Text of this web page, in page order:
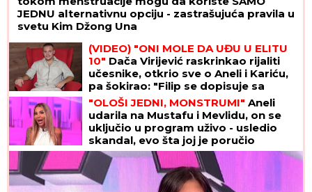
JEDNU alternativnu opciju - zastrašujuća pravila u
svetu Kim Džong Una
(VIDEO) "ONI MOLE DA UĐU U ELITU
10" Dača Virijević raskrinkao rijaliti
učesnike, otkrio sve o Aneli i Kariću,
pa šokirao: "Filip se dopisuje sa
pevačicom"
"OLOŠI JEDNI, MONSTRUMI" Aneli
udarila na Mustafu i Mevlidu, on se
uključio u program uživo - usledio
skandal, evo šta joj je poručio
Asminov otac